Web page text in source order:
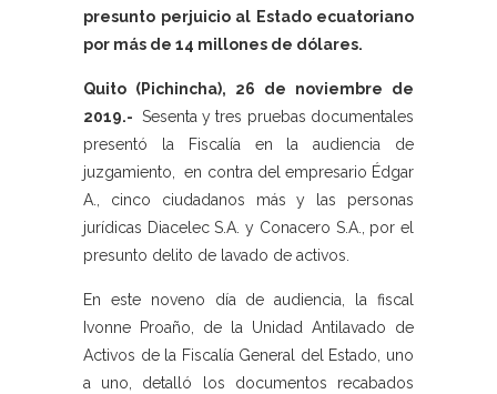
presunto perjuicio al Estado ecuatoriano
por más de 14 millones de dólares.
Quito (Pichincha), 26 de noviembre de
2019.- Sesenta y tres pruebas documentales
presentó la Fiscalía en la audiencia de
juzgamiento, en contra del empresario Édgar
A., cinco ciudadanos más y las personas
jurídicas Diacelec S.A. y Conacero S.A., por el
presunto delito de lavado de activos.
En este noveno día de audiencia, la fiscal
Ivonne Proaño, de la Unidad Antilavado de
Activos de la Fiscalía General del Estado, uno
a uno, detalló los documentos recabados